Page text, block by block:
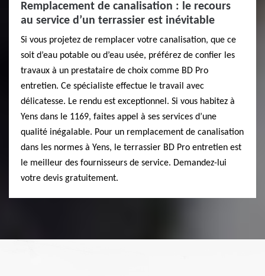
Remplacement de canalisation : le recours
au service d’un terrassier est inévitable
Si vous projetez de remplacer votre canalisation, que ce
soit d’eau potable ou d’eau usée, préférez de confier les
travaux à un prestataire de choix comme BD Pro
entretien. Ce spécialiste effectue le travail avec
délicatesse. Le rendu est exceptionnel. Si vous habitez à
Yens dans le 1169, faites appel à ses services d’une
qualité inégalable. Pour un remplacement de canalisation
dans les normes à Yens, le terrassier BD Pro entretien est
le meilleur des fournisseurs de service. Demandez-lui
votre devis gratuitement.